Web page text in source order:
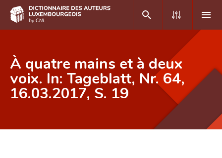
DE FR
Accueil
Recherche avancée
À quatre mains et à deux
voix. In: Tageblatt, Nr. 64,
16.03.2017, S. 19